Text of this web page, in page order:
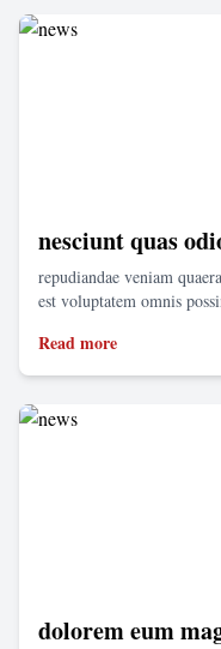
nesciunt quas
repudiandae veniam
est voluptatem omnis
Read more
dolorem eum